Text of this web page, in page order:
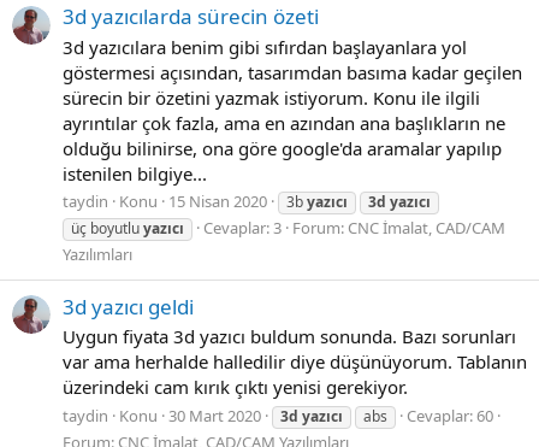
3d yazıcılarda sürecin özeti
3d yazıcılara benim gibi sıfırdan başlayanlara yol
göstermesi açısından, tasarımdan basıma kadar geçilen
sürecin bir özetini yazmak istiyorum. Konu ile ilgili
ayrıntılar çok fazla, ama en azından ana başlıkların ne
olduğu bilinirse, ona göre google'da aramalar yapılıp
istenilen bilgiye...
taydin Konu 15 Nisan 2020 3byazıcı 3d yazıcı
üç boyutluyazıcı Cevaplar: 3 Forum: CNC İmalat, CAD/CAM
Yazılımları
3d yazıcı geldi
Uygun fiyata 3d yazıcı buldum sonunda. Bazı sorunları
var ama herhalde halledilir diye düşünüyorum. Tablanın
üzerindeki cam kırık çıktı yenisi gerekiyor.
taydin Konu 30 Mart 2020 3d yazıcı abs
Cevaplar: 60
Forum: CNC İmalat, CAD/CAM Yazılımları